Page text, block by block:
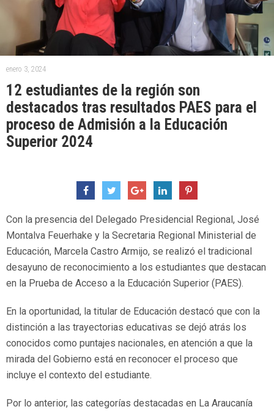
enero 3, 2024
12 estudiantes de la región son
destacados tras resultados PAES para el
proceso de Admisión a la Educación
Superior 2024
Con la presencia del Delegado Presidencial Regional, José
Montalva Feuerhake y la Secretaria Regional Ministerial de
Educación, Marcela Castro Armijo, se realizó el tradicional
desayuno de reconocimiento a los estudiantes que destacan
en la Prueba de Acceso a la Educación Superior (PAES).
En la oportunidad, la titular de Educación destacó que con la
distinción a las trayectorias educativas se dejó atrás los
conocidos como puntajes nacionales, en atención a que la
mirada del Gobierno está en reconocer el proceso que
incluye el contexto del estudiante.
Por lo anterior, las categorías destacadas en La Araucanía